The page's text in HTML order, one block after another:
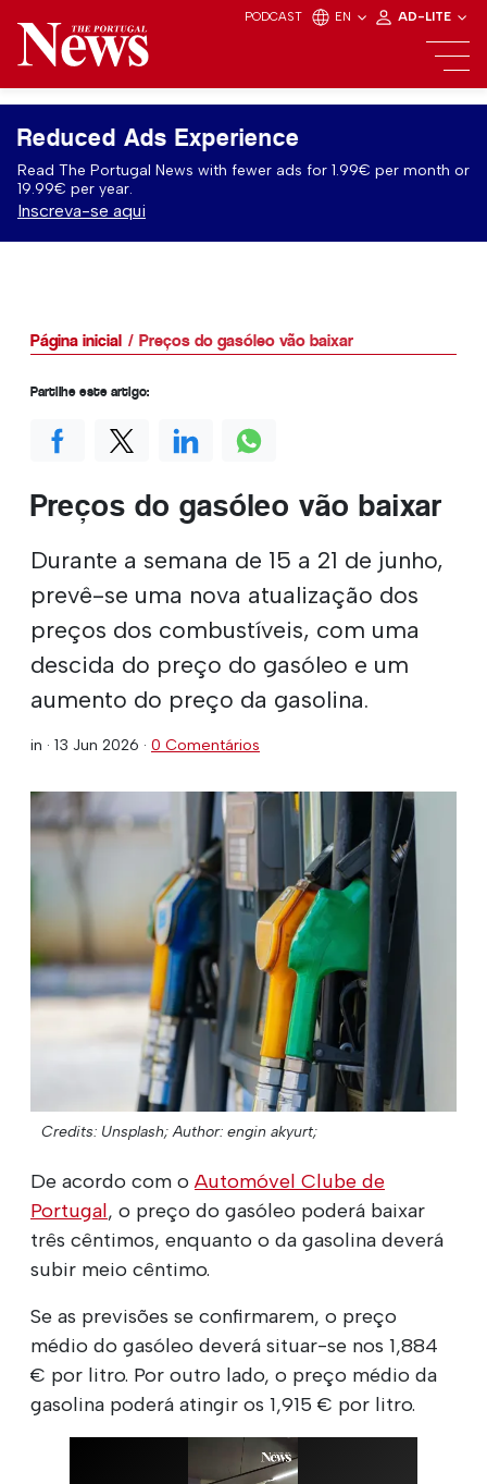
PODCAST EN AD-LITE
Reduced Ads Experience
Read The Portugal News with fewer ads for 1.99€ per month or
19.99€ per year.
Inscreva-se aqui
Página inicial Preços do gasóleo vão baixar
Preços do gasóleo vão baixar
Durante a semana de 15 a 21 de junho,
prevê-se uma nova atualização dos
preços dos combustíveis, com uma
descida do preço do gasóleo e um
aumento do preço da gasolina.
in · 13 Jun 2026 · 0 Comentários
Credits: Unsplash; Author: engin akyurt;
De acordo com oAutomóvel Clube de
Portugal, o preço do gasóleo poderá baixar
três cêntimos, enquanto o da gasolina deverá
subir meio cêntimo.
Se as previsões se confirmarem, o preço
médio do gasóleo deverá situar-se nos 1,884
€ por litro. Por outro lado, o preço médio da
gasolina poderá atingir os 1,915 € por litro.
Partilhe este artigo: